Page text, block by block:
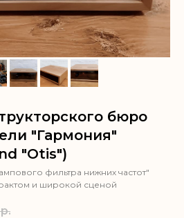
бюро
"Гармония"
"Otis")
фильтра нижних частот"
и широкой сценой
р.